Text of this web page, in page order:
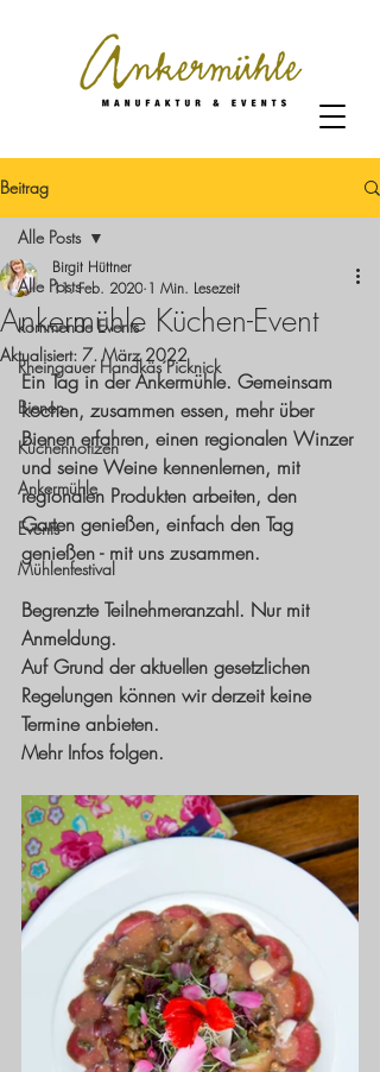
Beitrag
Alle Posts
kommende Events
Rheingauer Handkäs´Picknick
Bienen
Küchennotizen
Ankermühle
Events
Mühlenfestival
Alle Posts
Ankermühle Küchen-Event
Birgit Hüttner
11. Feb. 2020 1 Min. Lesezeit
Aktualisiert: 7. März 2022
Ein Tag in der Ankermühle. Gemeinsam
kochen, zusammen essen, mehr über
Bienen erfahren, einen regionalen Winzer
und seine Weine kennenlernen, mit
regionalen Produkten arbeiten, den
Garten genießen, einfach den Tag
genießen - mit uns zusammen.
Begrenzte Teilnehmeranzahl. Nur mit
Anmeldung.
Auf Grund der aktuellen gesetzlichen
Regelungen können wir derzeit keine
Termine anbieten.
Mehr Infos folgen.